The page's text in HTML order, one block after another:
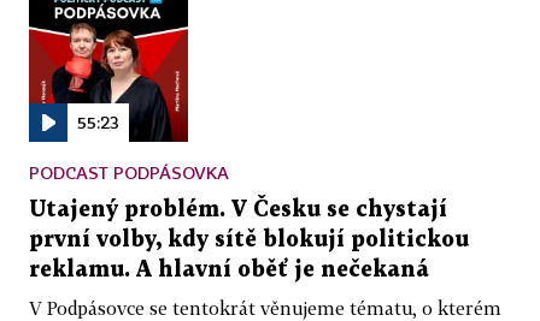
55:23
PODCAST PODPÁSOVKA
Utajený problém. V Česku se chystají
první volby, kdy sítě blokují politickou
reklamu. A hlavní oběť je nečekaná
V Podpásovce se tentokrát věnujeme tématu, o kterém